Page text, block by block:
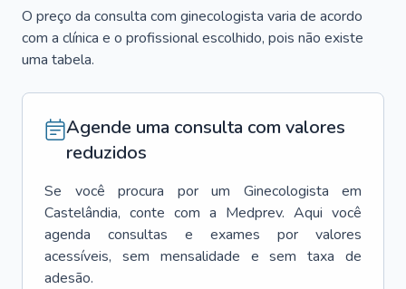
O preço da consulta com ginecologista varia de acordo
com a clínica e o profissional escolhido, pois não existe
uma tabela.
Agende uma consulta com valores
reduzidos
Se você procura por um Ginecologista
em
Castelândia, conte com a Medprev. Aqui você
agenda consultas e exames por valores
acessíveis, sem mensalidade e sem taxa de
adesão.